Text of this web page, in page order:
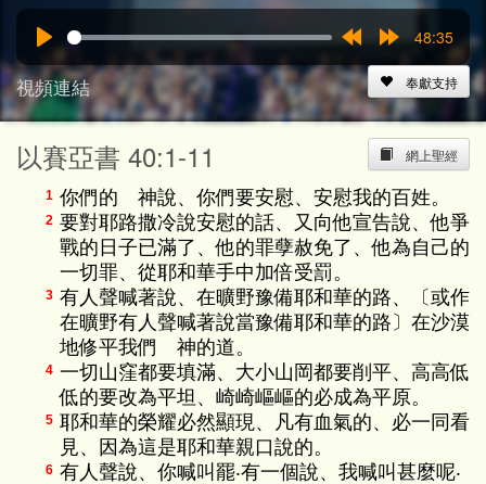
15s
15s
48:35
視頻連結 奉獻支持
網上聖經
以賽亞書 40:1-11
1 你們的 神說、你們要安慰、安慰我的百姓。
2 要對耶路撒冷說安慰的話、又向他宣告說、他爭
戰的日子已滿了、他的罪孽赦免了、他為自己的
一切罪、從耶和華手中加倍受罰。
3 有人聲喊著說、在曠野豫備耶和華的路、〔或作
在曠野有人聲喊著說當豫備耶和華的路〕在沙漠
地修平我們 神的道。
4 一切山窪都要填滿、大小山岡都要削平、高高低
低的要改為平坦、崎崎嶇嶇的必成為平原。
5 耶和華的榮耀必然顯現、凡有血氣的、必一同看
見、因為這是耶和華親口說的。
6 有人聲說、你喊叫罷‧有一個說、我喊叫甚麼呢‧